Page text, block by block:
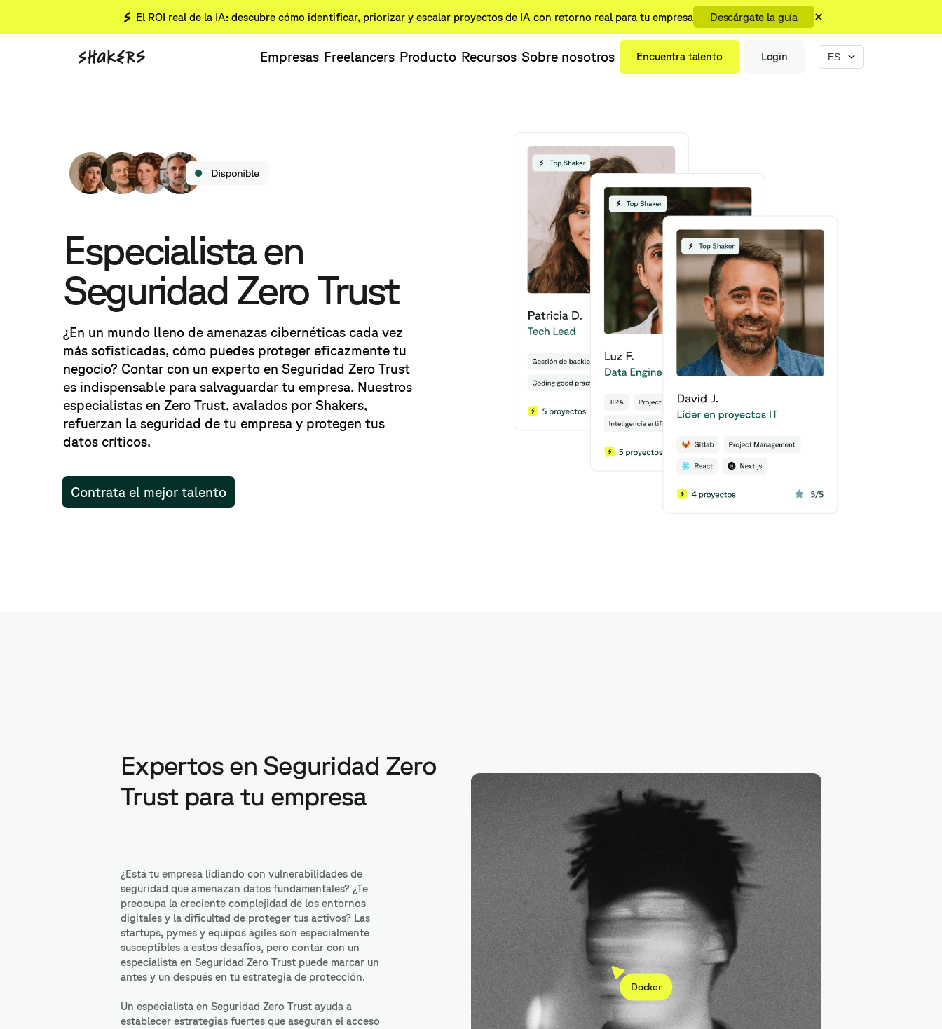
El ROI real de la IA: descubre cómo identificar, priorizar y escalar proyectos de IA con retorno real para tu empresa Descárgate la guía
Empresas Freelancers Producto Recursos Sobre nosotros Encuentra talento Login
Especialista en
Seguridad Zero Trust
¿En un mundo lleno de amenazas cibernéticas cada vez
más sofisticadas, cómo puedes proteger eficazmente tu
negocio? Contar con un experto en Seguridad Zero Trust
es indispensable para salvaguardar tu empresa. Nuestros
especialistas en Zero Trust, avalados por Shakers,
refuerzan la seguridad de tu empresa y protegen tus
datos críticos.
Contrata el mejor talento
Expertos en Seguridad Zero
Trust para tu empresa
¿Está tu empresa lidiando con vulnerabilidades de
seguridad que amenazan datos fundamentales? ¿Te
preocupa la creciente complejidad de los entornos
digitales y la dificultad de proteger tus activos? Las
startups, pymes y equipos ágiles son especialmente
susceptibles a estos desafíos, pero contar con un
especialista en Seguridad Zero Trust puede marcar un
antes y un después en tu estrategia de protección.
Un especialista en Seguridad Zero Trust ayuda a
establecer estrategias fuertes que aseguran el acceso
Docker
Keras